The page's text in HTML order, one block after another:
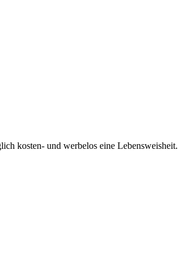
kosten- und werbelos eine Lebensweisheit.